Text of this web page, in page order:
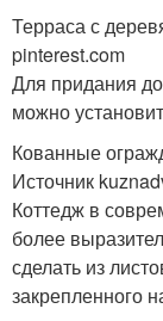
Терраса с
pinterest.com
Для придания
можно
Кованные
Источник
Коттедж в
более
сделать из
закрепленного